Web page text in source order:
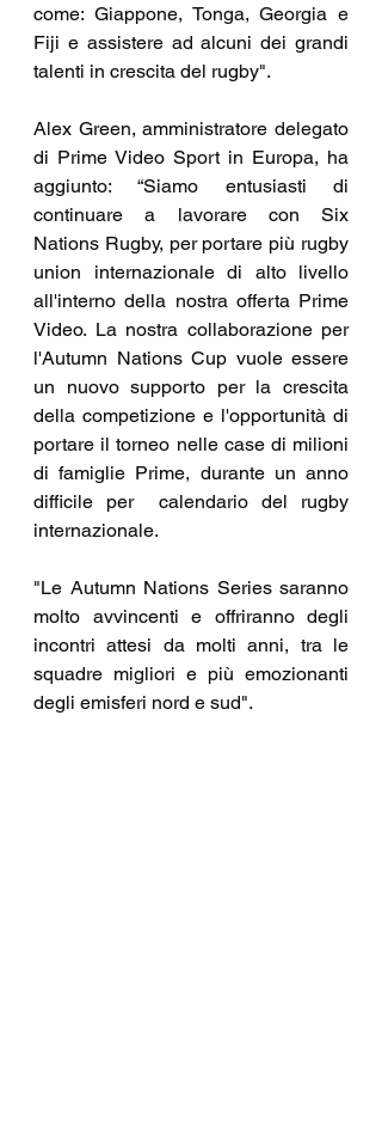
come: Giappone, Tonga, Georgia e
Fiji e assistere ad alcuni dei grandi
talenti in crescita del rugby".
Alex Green, amministratore delegato
di Prime Video Sport in Europa, ha
aggiunto: “Siamo entusiasti di
continuare a lavorare con Six
Nations Rugby, per portare più rugby
union internazionale di alto livello
all'interno della nostra offerta Prime
Video. La nostra collaborazione per
l'Autumn Nations Cup vuole essere
un nuovo supporto per la crescita
della competizione e l'opportunità di
portare il torneo nelle case di milioni
di famiglie Prime, durante un anno
difficile per  calendario del rugby
internazionale.
"Le Autumn Nations Series saranno
molto avvincenti e offriranno degli
incontri attesi da molti anni, tra le
squadre migliori e più emozionanti
degli emisferi nord e sud".